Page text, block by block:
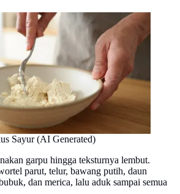
Sayur (AI Generated)
garpu hingga teksturnya lembut.
parut, telur, bawang putih, daun
dan merica, lalu aduk sampai semua